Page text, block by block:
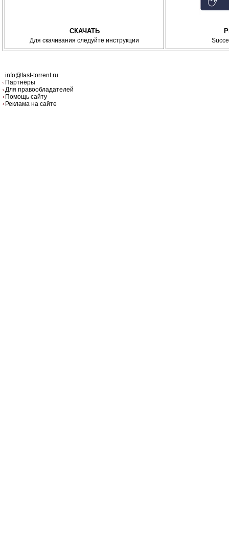
СКАЧАТЬ
Для скачивания следуйте инструкции
info@fast-torrent.ru
Партнёры
Для правообладателей
Помощь сайту
Реклама на сайте